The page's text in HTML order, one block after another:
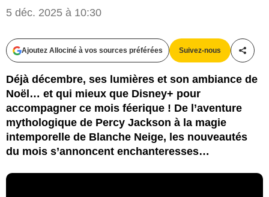
5 déc. 2025 à 10:30
Ajoutez Allociné à vos sources préférées Suivez-nous
Déjà décembre, ses lumières et son ambiance de
Noël… et qui mieux que Disney+ pour
accompagner ce mois féerique ! De l’aventure
mythologique de Percy Jackson à la magie
intemporelle de Blanche Neige, les nouveautés
du mois s’annoncent enchanteresses…